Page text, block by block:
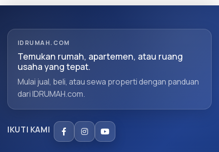
IDRUMAH.COM
Temukan rumah, apartemen, atau ruang
usaha yang tepat.
Mulai jual, beli, atau sewa properti dengan panduan
dari IDRUMAH.com.
IKUTI KAMI